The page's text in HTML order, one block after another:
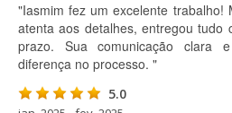
"Iasmim fez um excelente trabalho!
atenta aos detalhes, entregou tudo
prazo. Sua comunicação clara
diferença no processo. "
5.0